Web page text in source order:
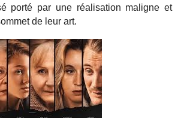
porté par une réalisation maligne et
de leur art.